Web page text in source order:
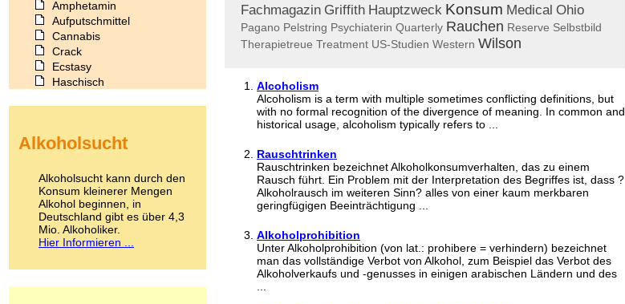
Fachmagazin Griffith Hauptzweck Konsum Medical Ohio
Pagano Pelstring Psychiaterin Quarterly Rauchen Reserve Selbstbild
Therapietreue Treatment US-Studien Western Wilson
Alcoholism
Alcoholism is a term with multiple sometimes conflicting definitions, but
with no formal recognition of the divergence of meaning. In common and
historical usage, alcoholism typically refers to ...
Rauschtrinken
Rauschtrinken bezeichnet Alkoholkonsumverhalten, das zu einem
Rausch führt. Ein Problem mit der Interpretation des Begriffes ist, dass ?
Alkoholrausch im weiteren Sinn? alles von einer kaum merkbaren
geringfügigen Beeinträchtigung ...
Alkoholprohibition
Unter Alkoholprohibition (von lat.: prohibere = verhindern) bezeichnet
man das vollständige Verbot von Alkohol, zum Beispiel das Verbot des
Alkoholverkaufs und -genusses in einigen arabischen Ländern und des
Amphetamin
Aufputschmittel
Cannabis
Crack
Ecstasy
Haschisch
Kokain
LSD
Marihuana
Medikamente
Meskalin
Metamphetamin
Methadon
Alkoholsucht
Alkoholsucht kann durch den
Konsum kleinerer Mengen
Alkohol beginnen, in
Deutschland gibt es über 4,3
Mio. Alkoholiker.
Hier Informieren ...